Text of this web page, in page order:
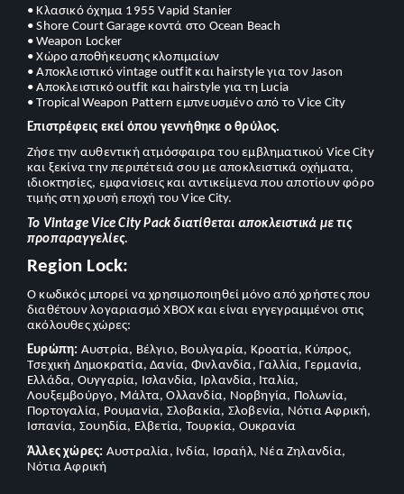
• Κλασικό όχημα 1955 Vapid Stanier
• Shore Court Garage κοντά στο Ocean Beach
• Weapon Locker
• Χώρο αποθήκευσης κλοπιμαίων
• Αποκλειστικό vintage outfit και hairstyle για τον Jason
• Αποκλειστικό outfit και hairstyle για τη Lucia
• Tropical Weapon Pattern εμπνευσμένο από το Vice City
Επιστρέφεις εκεί όπου γεννήθηκε ο θρύλος.
Ζήσε την αυθεντική ατμόσφαιρα του εμβληματικού Vice City
και ξεκίνα την περιπέτειά σου με αποκλειστικά οχήματα,
ιδιοκτησίες, εμφανίσεις και αντικείμενα που αποτίουν φόρο
τιμής στη χρυσή εποχή του Vice City.
Το Vintage Vice City Pack διατίθεται αποκλειστικά με τις
προπαραγγελίες.
Region Lock:
Ο κωδικός μπορεί να χρησιμοποιηθεί μόνο από χρήστες που
διαθέτουν λογαριασμό XBOX και είναι εγγεγραμμένοι στις
ακόλουθες χώρες:
Ευρώπη: Αυστρία, Βέλγιο, Βουλγαρία, Κροατία, Κύπρος,
Τσεχική Δημοκρατία, Δανία, Φινλανδία, Γαλλία, Γερμανία,
Ελλάδα, Ουγγαρία, Ισλανδία, Ιρλανδία, Ιταλία,
Λουξεμβούργο, Μάλτα, Ολλανδία, Νορβηγία, Πολωνία,
Πορτογαλία, Ρουμανία, Σλοβακία, Σλοβενία, Νότια Αφρική,
Ισπανία, Σουηδία, Ελβετία, Τουρκία, Ουκρανία
Άλλες χώρες: Αυστραλία, Ινδία, Ισραήλ, Νέα Ζηλανδία,
Νότια Αφρική